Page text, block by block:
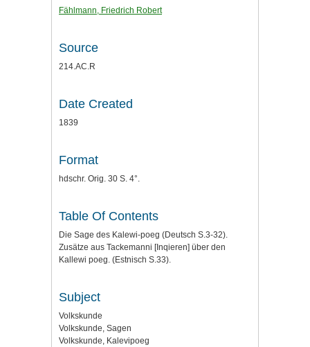
Fählmann, Friedrich Robert
Source
214.AC.R
Date Created
1839
Format
hdschr. Orig. 30 S. 4°.
Table Of Contents
Die Sage des Kalewi-poeg (Deutsch S.3-32).
Zusätze aus Tackemanni [Inqieren] über den
Kallewi poeg. (Estnisch S.33).
Subject
Volkskunde
Volkskunde, Sagen
Volkskunde, Kalevipoeg